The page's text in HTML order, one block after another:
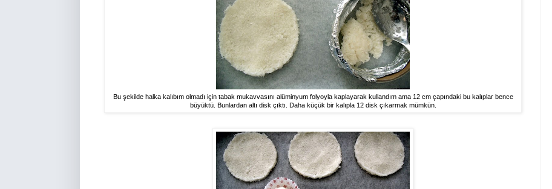
Bu şekilde halka kalıbım olmadı için tabak mukavvasını alüminyum folyoyla kaplayarak kullandım ama 12 cm çapındaki bu kalıplar bence
büyüktü. Bunlardan altı disk çıktı. Daha küçük bir kalıpla 12 disk çıkarmak mümkün.